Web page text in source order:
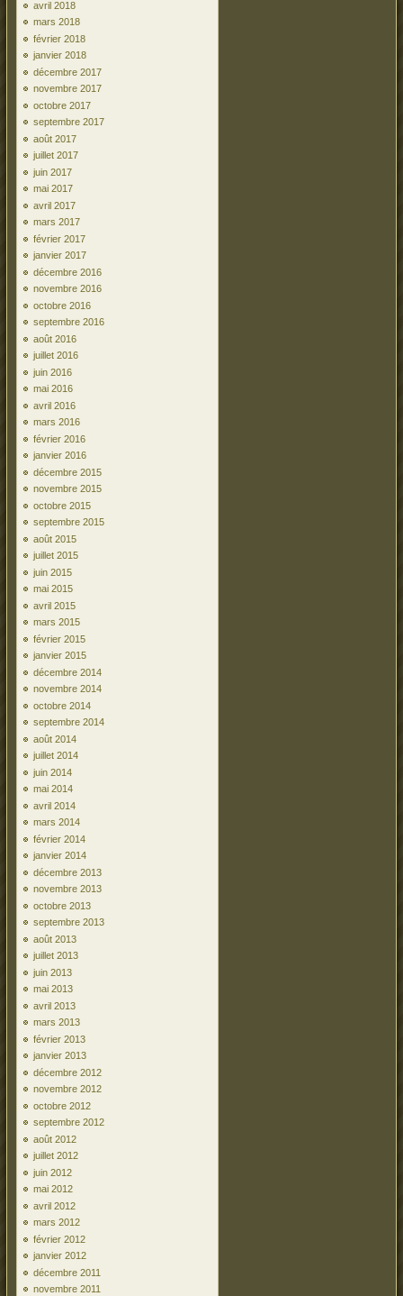
avril 2018
mars 2018
février 2018
janvier 2018
décembre 2017
novembre 2017
octobre 2017
septembre 2017
août 2017
juillet 2017
juin 2017
mai 2017
avril 2017
mars 2017
février 2017
janvier 2017
décembre 2016
novembre 2016
octobre 2016
septembre 2016
août 2016
juillet 2016
juin 2016
mai 2016
avril 2016
mars 2016
février 2016
janvier 2016
décembre 2015
novembre 2015
octobre 2015
septembre 2015
août 2015
juillet 2015
juin 2015
mai 2015
avril 2015
mars 2015
février 2015
janvier 2015
décembre 2014
novembre 2014
octobre 2014
septembre 2014
août 2014
juillet 2014
juin 2014
mai 2014
avril 2014
mars 2014
février 2014
janvier 2014
décembre 2013
novembre 2013
octobre 2013
septembre 2013
août 2013
juillet 2013
juin 2013
mai 2013
avril 2013
mars 2013
février 2013
janvier 2013
décembre 2012
novembre 2012
octobre 2012
septembre 2012
août 2012
juillet 2012
juin 2012
mai 2012
avril 2012
mars 2012
février 2012
janvier 2012
décembre 2011
novembre 2011